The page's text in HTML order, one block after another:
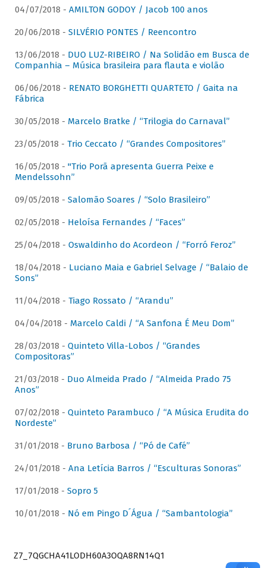
04/07/2018 - AMILTON GODOY / Jacob 100 anos
20/06/2018 - SILVÉRIO PONTES / Reencontro
13/06/2018 - DUO LUZ-RIBEIRO / Na Solidão em Busca de
Companhia – Música brasileira para flauta e violão
06/06/2018 - RENATO BORGHETTI QUARTETO / Gaita na
Fábrica
30/05/2018 - Marcelo Bratke / “Trilogia do Carnaval”
23/05/2018 - Trio Ceccato / “Grandes Compositores”
16/05/2018 - "Trio Porã apresenta Guerra Peixe e
Mendelssohn”
09/05/2018 - Salomão Soares / “Solo Brasileiro”
02/05/2018 - Heloísa Fernandes / “Faces”
25/04/2018 - Oswaldinho do Acordeon / “Forró Feroz”
18/04/2018 - Luciano Maia e Gabriel Selvage / “Balaio de
Sons”
11/04/2018 - Tiago Rossato / “Arandu”
04/04/2018 - Marcelo Caldi / “A Sanfona É Meu Dom”
28/03/2018 - Quinteto Villa-Lobos / “Grandes
Compositoras”
21/03/2018 - Duo Almeida Prado / “Almeida Prado 75
Anos”
07/02/2018 - Quinteto Parambuco / “A Música Erudita do
Nordeste”
31/01/2018 - Bruno Barbosa / “Pó de Café”
24/01/2018 - Ana Letícia Barros / “Esculturas Sonoras”
17/01/2018 - Sopro 5
10/01/2018 - Nó em Pingo D´Água / “Sambantologia”
Z7_7QGCHA41LODH60A3OQA8RN14Q1